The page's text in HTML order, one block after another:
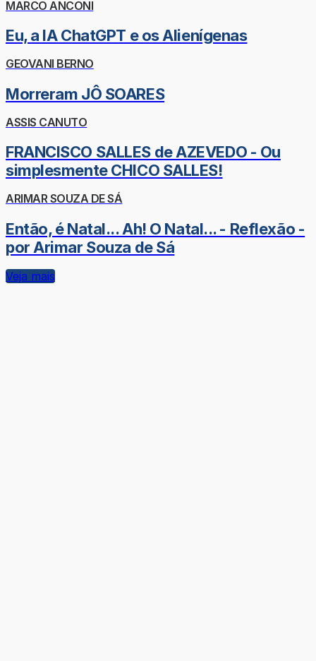
MARCO ANCONI
Eu, a IA ChatGPT e os Alienígenas
GEOVANI BERNO
Morreram JÔ SOARES
ASSIS CANUTO
FRANCISCO SALLES de AZEVEDO - Ou
simplesmente CHICO SALLES!
ARIMAR SOUZA DE SÁ
Então, é Natal... Ah! O Natal... - Reflexão -
por Arimar Souza de Sá
Veja mais